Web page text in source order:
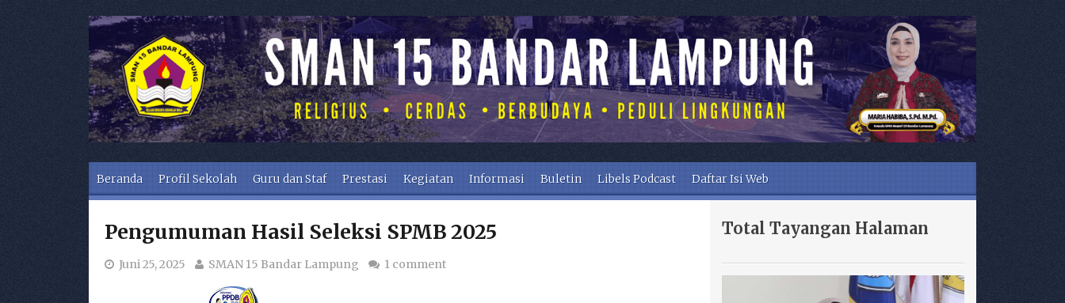
Skip to content
Beranda Profil Sekolah Guru dan Staf Prestasi Kegiatan Informasi Buletin Libels Podcast Daftar Isi Web
Pengumuman Hasil Seleksi SPMB 2025
Juni 25, 2025 SMAN 15 Bandar Lampung 1 comment
Total Tayangan Halaman